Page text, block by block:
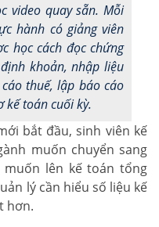
video quay sẵn. Mỗi
hành có giảng viên
học cách đọc chứng
khoản, nhập liệu
thuế, lập báo cáo
kế toán cuối kỳ.
bắt đầu, sinh viên kế
muốn chuyển sang
lên kế toán tổng
lý cần hiểu số liệu kế
hơn.